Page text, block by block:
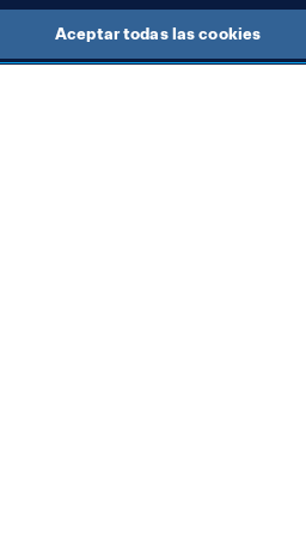
Aceptar todas las cookies